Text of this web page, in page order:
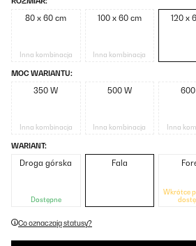
80 x 60 cm
Inna kombinacja
100 x 60 cm
Inna kombinacja
120 x
MOC WARIANTU:
350 W
Inna kombinacja
500 W
Inna kombinacja Inna
WARIANT:
Droga górska
Dostępne
Fala
Wkrótce
Co oznaczają statusy?